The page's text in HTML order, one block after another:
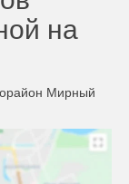
на
Мирный